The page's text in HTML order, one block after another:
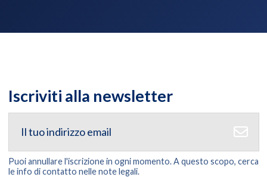
Iscriviti alla newsletter
Puoi annullare l'iscrizione in ogni momento. A questo scopo, cerca
le info di contatto nelle note legali.